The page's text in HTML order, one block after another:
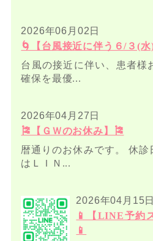
2026年06月02日
🌀【台風接近に伴う６/３(
台風の接近に伴い、患者様
確保を最優...
2026年04月27日
🎏【ＧＷのお休み】🎏
暦通りのお休みです。 休診
はＬＩＮ...
2026年04月15日
📱【LINE予約
📱